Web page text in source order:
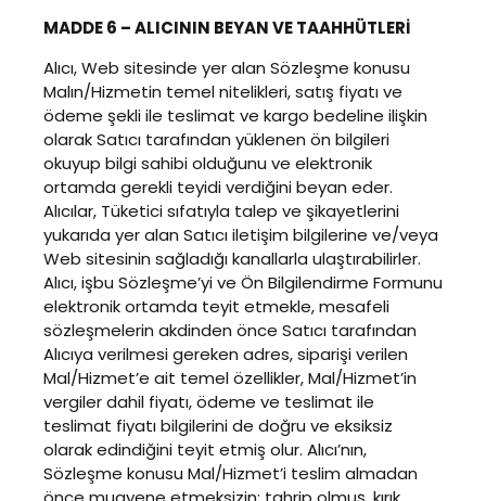
MADDE 6 – ALICININ BEYAN VE TAAHHÜTLERİ
Alıcı, Web sitesinde yer alan Sözleşme konusu
Malın/Hizmetin temel nitelikleri, satış fiyatı ve
ödeme şekli ile teslimat ve kargo bedeline ilişkin
olarak Satıcı tarafından yüklenen ön bilgileri
okuyup bilgi sahibi olduğunu ve elektronik
ortamda gerekli teyidi verdiğini beyan eder.
Alıcılar, Tüketici sıfatıyla talep ve şikayetlerini
yukarıda yer alan Satıcı iletişim bilgilerine ve/veya
Web sitesinin sağladığı kanallarla ulaştırabilirler.
Alıcı, işbu Sözleşme’yi ve Ön Bilgilendirme Formunu
elektronik ortamda teyit etmekle, mesafeli
sözleşmelerin akdinden önce Satıcı tarafından
Alıcıya verilmesi gereken adres, siparişi verilen
Mal/Hizmet’e ait temel özellikler, Mal/Hizmet’in
vergiler dahil fiyatı, ödeme ve teslimat ile
teslimat fiyatı bilgilerini de doğru ve eksiksiz
olarak edindiğini teyit etmiş olur. Alıcı’nın,
Sözleşme konusu Mal/Hizmet’i teslim almadan